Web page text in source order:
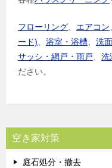
フローリング エアコン
ード)
浴室・浴槽 洗
サッシ・網戸・雨戸
洗
ださい。
空き家対策
庭石処分・撤去